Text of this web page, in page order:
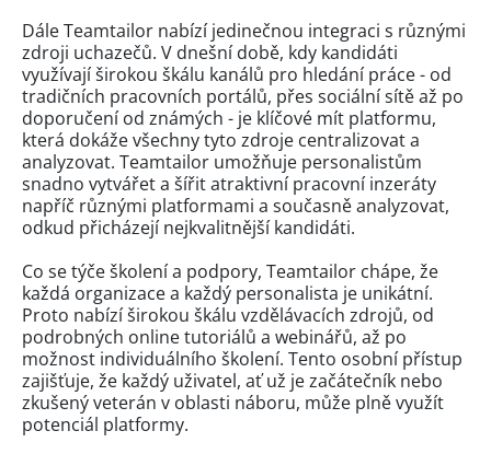
Dále Teamtailor nabízí jedinečnou integraci s různými
zdroji uchazečů. V dnešní době, kdy kandidáti
využívají širokou škálu kanálů pro hledání práce - od
tradičních pracovních portálů, přes sociální sítě až po
doporučení od známých - je klíčové mít platformu,
která dokáže všechny tyto zdroje centralizovat a
analyzovat. Teamtailor umožňuje personalistům
snadno vytvářet a šířit atraktivní pracovní inzeráty
napříč různými platformami a současně analyzovat,
odkud přicházejí nejkvalitnější kandidáti.
Co se týče školení a podpory, Teamtailor chápe, že
každá organizace a každý personalista je unikátní.
Proto nabízí širokou škálu vzdělávacích zdrojů, od
podrobných online tutoriálů a webinářů, až po
možnost individuálního školení. Tento osobní přístup
zajišťuje, že každý uživatel, ať už je začátečník nebo
zkušený veterán v oblasti náboru, může plně využít
potenciál platformy.